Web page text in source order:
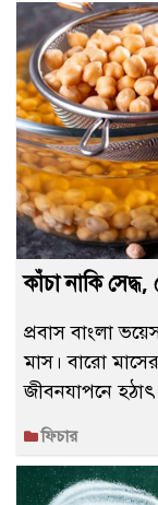
কাঁচা নাকি
প্রবাস বাংলা
মাস। বারো
জীবনযাপনে
ফিচার